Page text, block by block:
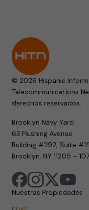
© 2026 Hispanic
Telecommunications
derechos reservados.
Brooklyn Navy Yard
63 Flushing Avenue
Building #292, Suite
Brooklyn, NY 11205 –
Nuestras Propiedades